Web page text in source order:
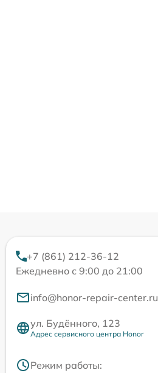
+7 (861) 212-36-12
Ежедневно с 9:00 до 21:00
info@honor-repair-center.ru
ул. Будённого, 123
Адрес сервисного центра Honor
Режим работы: